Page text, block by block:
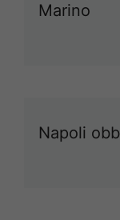
Marino
Napoli